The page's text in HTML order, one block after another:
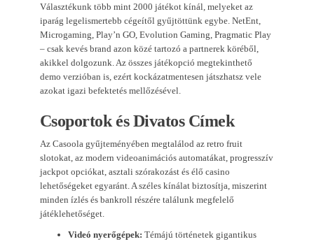
Választékunk több mint 2000 játékot kínál, melyeket az
iparág legelismertebb cégeítől gyűjtöttünk egybe. NetEnt,
Microgaming, Play’n GO, Evolution Gaming, Pragmatic Play
– csak kevés brand azon közé tartozó a partnerek köréből,
akikkel dolgozunk. Az összes játékopció megtekinthető
demo verzióban is, ezért kockázatmentesen játszhatsz vele
azokat igazi befektetés mellőzésével.
Csoportok és Divatos Címek
Az Casoola gyűjteményében megtalálod az retro fruit
slotokat, az modern videoanimációs automatákat, progresszív
jackpot opciókat, asztali szórakozást és élő casino
lehetőségeket egyaránt. A széles kínálat biztosítja, miszerint
minden ízlés és bankroll részére találunk megfelelő
játéklehetőséget.
Videó nyerőgépek: Témájú történetek gigantikus